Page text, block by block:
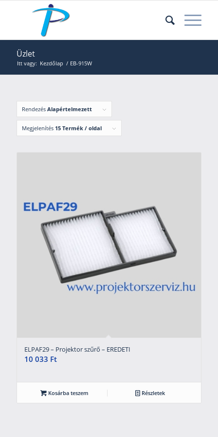
Üzlet
Itt vagy: Kezdőlap / EB-915W
Rendezés Alapértelmezett
Megjelenítés 15 Termék / oldal
ELPAF29 – Projektor szűrő – EREDETI
10 033 Ft
Kosárba teszem Részletek